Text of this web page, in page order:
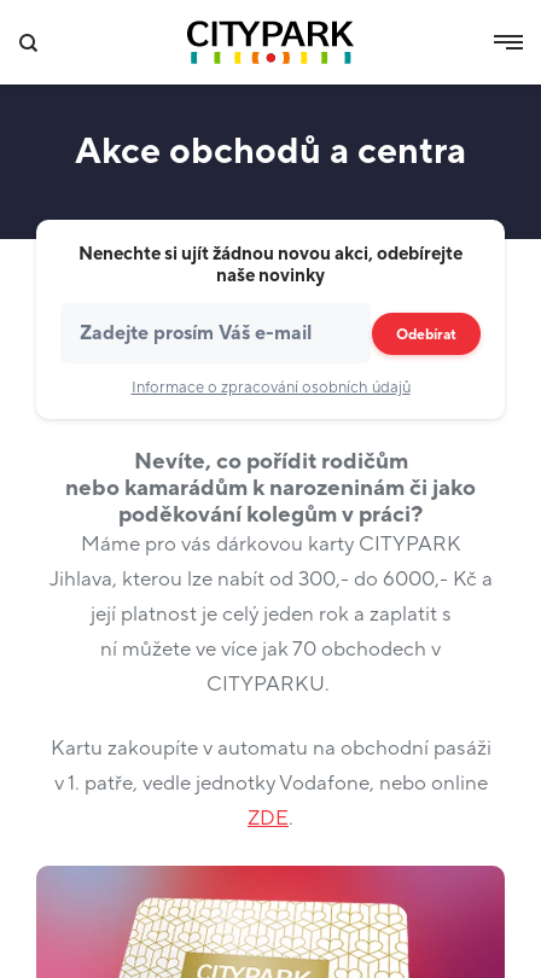
Akce obchodů a centra
Nenechte si ujít žádnou novou akci, odebírejte
naše novinky
Odebírat
Informace o zpracování osobních údajů
Nevíte, co pořídit rodičům
nebo kamarádům k narozeninám či jako
poděkování kolegům v práci?
Máme pro vás dárkovou karty CITYPARK
Jihlava, kterou lze nabít od 300,- do 6000,- Kč a
její platnost je celý jeden rok a zaplatit s
ní můžete ve více jak 70 obchodech v
CITYPARKU.
Kartu zakoupíte v automatu na obchodní pasáži
v 1. patře, vedle jednotky Vodafone, nebo online
ZDE.